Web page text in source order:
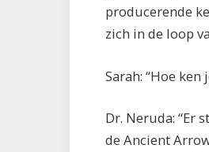
producerende
zich in de loop
Sarah: “Hoe ken
Dr. Neruda: “Er
de Ancient